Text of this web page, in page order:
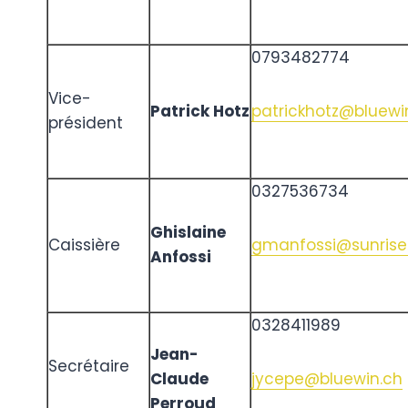
Vice-
président
Patrick Hotz
0793482774
Caissière
Ghislaine
Anfossi
0327536734
Secrétaire
Jean-
Claude
Perroud
0328411989
jycepe@bluewin.ch